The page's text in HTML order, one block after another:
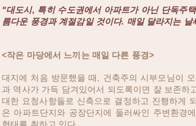
"대도시, 특히 수도권에서 아파트가 아닌 단독주
름다운 풍경과 계절감일 것이다. 매일 달라지는
<작은 마당에서 느끼는 매일 다른 풍경>
대지에 처음 방문했을 때, 건축주의 시부모님이
과 역사가 가득 담겨있어서 되도록이면 잘 보존
대한 요청사항들로 신축으로 결정하고 진행하게
은 아파트단지와 공장단지에 둘러싸인 주변환경